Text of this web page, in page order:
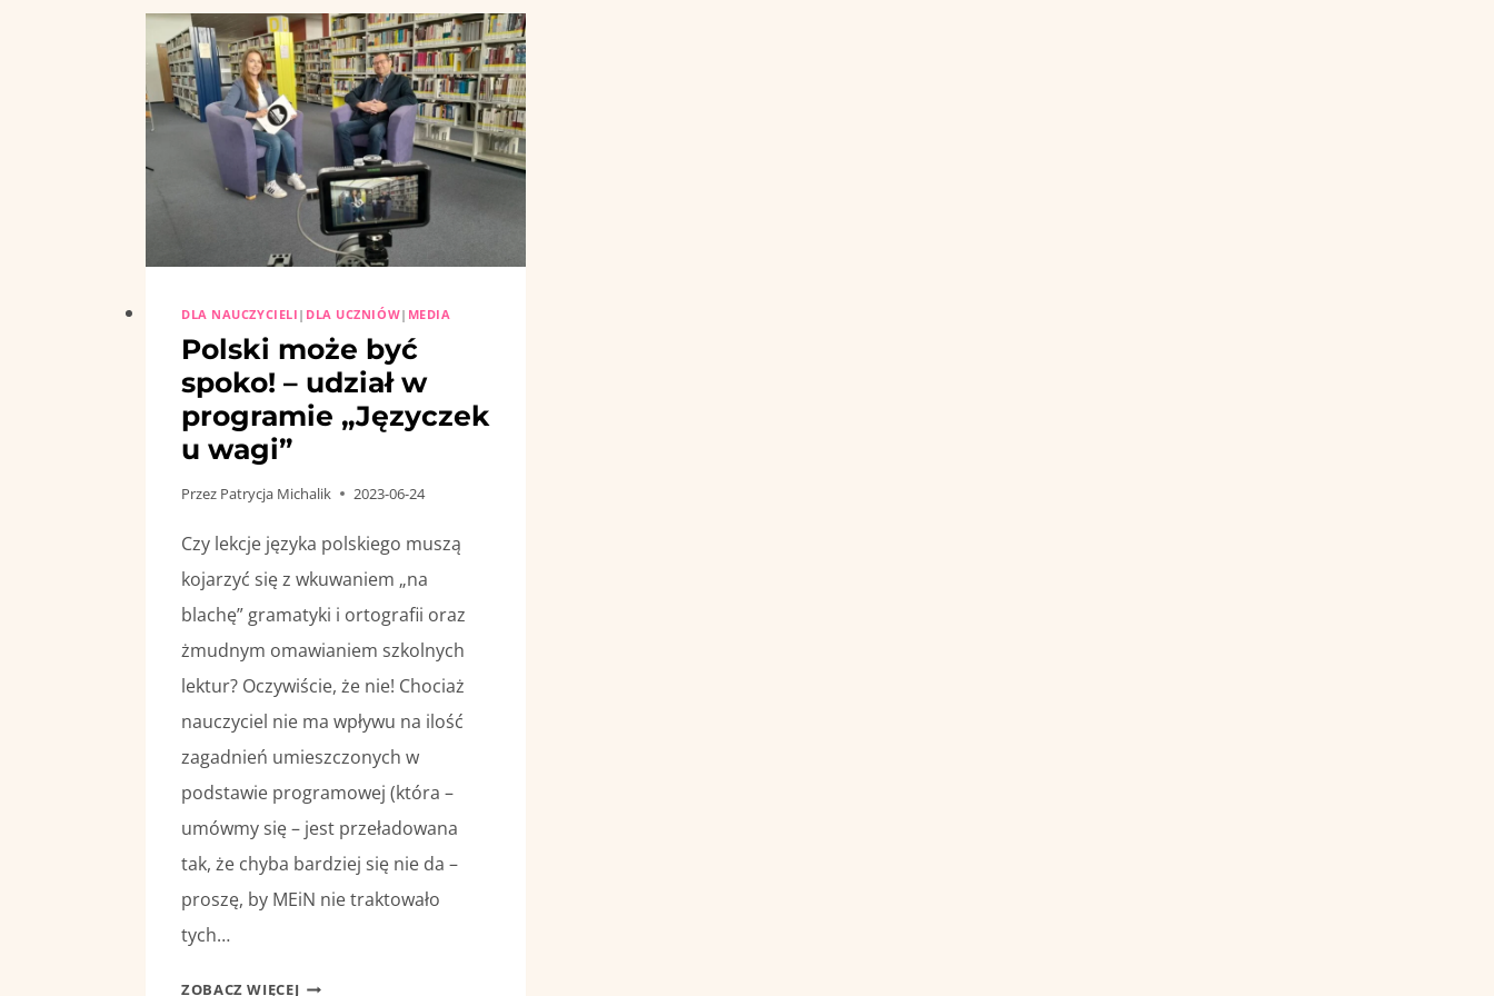
DLA NAUCZYCIELI | DLA UCZNIÓW| MEDIA
Polski może być
spoko! – udział w
programie „Języczek
u wagi”
Przez Patrycja Michalik 2023-06-24
Czy lekcje języka polskiego muszą
kojarzyć się z wkuwaniem „na
blachę” gramatyki i ortografii oraz
żmudnym omawianiem szkolnych
lektur? Oczywiście, że nie! Chociaż
nauczyciel nie ma wpływu na ilość
zagadnień umieszczonych w
podstawie programowej (która –
umówmy się – jest przeładowana
tak, że chyba bardziej się nie da –
proszę, by MEiN nie traktowało
tych…
ZOBACZ WIĘCEJPOLSKI